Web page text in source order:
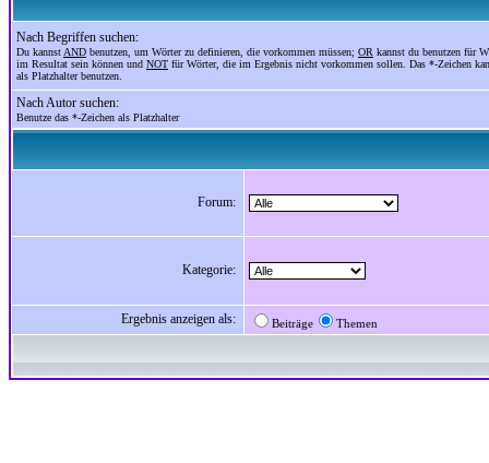
Nach Begriffen suchen:
Du kannst AND benutzen, um Wörter zu definieren, die vorkommen müssen; OR kannst du benutzen für
im Resultat sein können und NOT für Wörter, die im Ergebnis nicht vorkommen sollen. Das *-Zeichen
als Platzhalter benutzen.
Nach Autor suchen:
Benutze das *-Zeichen als Platzhalter
Forum:
Kategorie:
Ergebnis anzeigen als: Beiträge Themen